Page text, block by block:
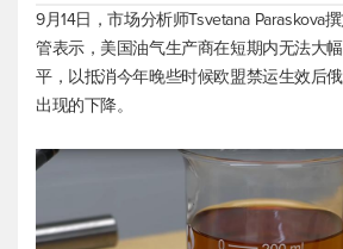
9月14日，市场分析师Tsvetana Paraskova
管表示，美国油气生产商在短期内无法大
平，以抵消今年晚些时候欧盟禁运生效后
出现的下降。